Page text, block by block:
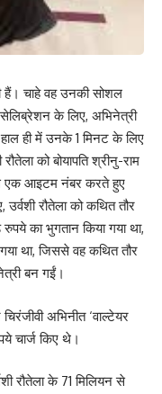
हैं। चाहे वह उनकी सोशल
सेलिब्रेशन के लिए, अभिनेत्री
ही में उनके 1 मिनट के लिए
को बोयापति श्रीनु-राम
से एक आइटम नंबर करते हुए
रौतेला को कथित तौर
का भुगतान किया गया था,
था, जिससे वह कथित तौर
बन गईं।
अभिनीत ‘वाल्टेयर
चार्ज किए थे।
रौतेला के 71 मिलियन से